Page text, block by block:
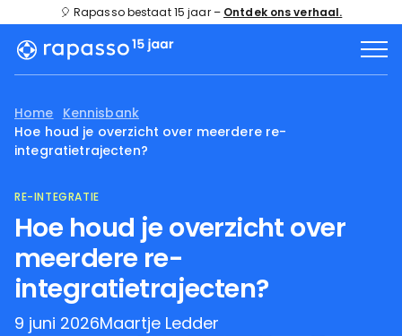
🎈 Rapasso bestaat 15 jaar – Ontdek ons verhaal.
Home Kennisbank
Hoe houd je overzicht over meerdere re-
integratietrajecten?
RE-INTEGRATIE
Hoe houd je overzicht over
meerdere re-
integratietrajecten?
9 juni 2026Maartje Ledder